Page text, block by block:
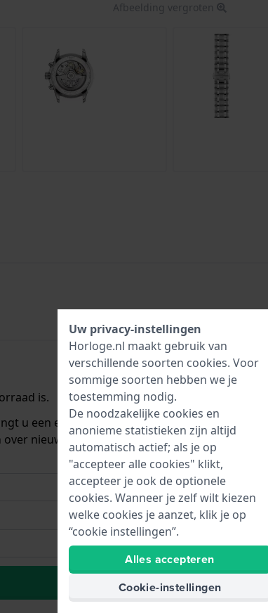
Afbeelding vergroten
is.
u een e-mail zodra we het weer op voorraad
nieuwe voorraad. Het wordt onmiddellijk
Plaats in wenslijst
Uw privacy-instellingen
Horloge.nl maakt gebruik van
verschillende soorten cookies. Voor
sommige soorten hebben we je
toestemming nodig.
De noodzakelijke cookies en
anonieme statistieken zijn altijd
automatisch actief; als je op
"accepteer alle cookies" klikt,
accepteer je ook de optionele
cookies. Wanneer je zelf wilt kiezen
welke cookies je aanzet, klik je op
“cookie instellingen”.
Alles accepteren
Cookie-instellingen